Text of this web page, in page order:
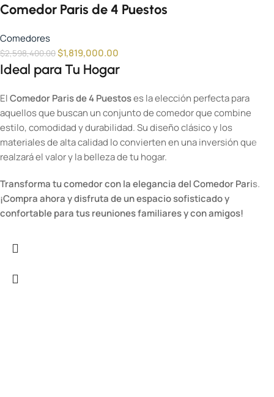
Comedor Paris de 4 Puestos
Comedores
$2,598,400.00$1,819,000.00
Ideal para Tu Hogar
ElComedor Paris de 4 Puestoses la elección perfecta para
aquellos que buscan un conjunto de comedor que combine
estilo, comodidad y durabilidad. Su diseño clásico y los
materiales de alta calidad lo convierten en una inversión que
realzará el valor y la belleza de tu hogar.
Transforma tu comedor con la elegancia del Comedor Paris.
¡Compra ahora y disfruta de un espacio sofisticado y
confortable para tus reuniones familiares y con amigos!